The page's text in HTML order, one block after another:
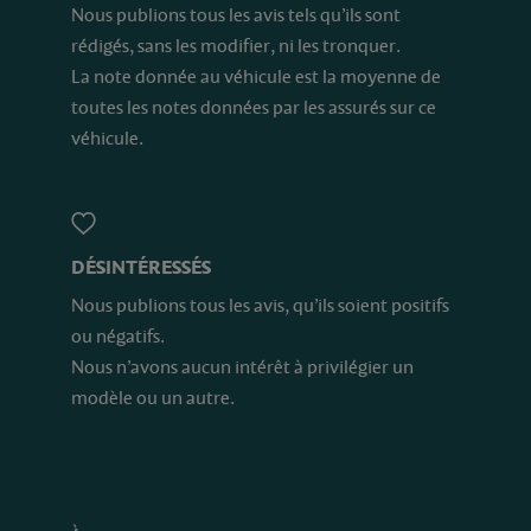
Nous publions tous les avis tels qu’ils sont
rédigés, sans les modifier, ni les tronquer.
La note donnée au véhicule est la moyenne de
toutes les notes données par les assurés sur ce
véhicule.
DÉSINTÉRESSÉS
Nous publions tous les avis, qu’ils soient positifs
ou négatifs.
Nous n’avons aucun intérêt à privilégier un
modèle ou un autre.